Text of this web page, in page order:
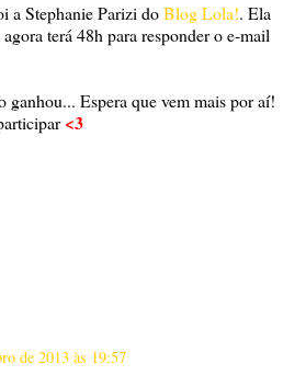
a Stephanie Parizi doBlog Lola!. Ela
terá 48h para responder o e-mail
ganhou... Espera que vem mais por aí!
<3
de 2013 às 19:57